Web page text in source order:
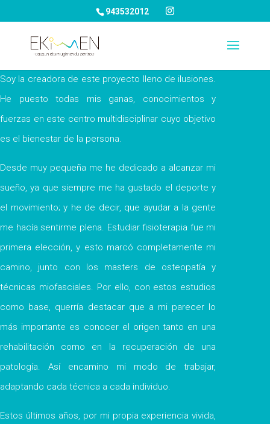
943532012
Soy la creadora de este proyecto lleno de ilusiones.
He puesto todas mis ganas, conocimientos y
fuerzas en este centro multidisciplinar cuyo objetivo
es el bienestar de la persona.
Desde muy pequeña me he dedicado a alcanzar mi
sueño, ya que siempre me ha gustado el deporte y
el movimiento; y he de decir, que ayudar a la gente
me hacía sentirme plena. Estudiar fisioterapia fue mi
primera elección, y esto marcó completamente mi
camino, junto con los masters de osteopatía y
técnicas miofasciales. Por ello, con estos estudios
como base, querría destacar que a mi parecer lo
más importante es conocer el origen tanto en una
rehabilitación como en la recuperación de una
patología. Así encamino mi modo de trabajar,
adaptando cada técnica a cada individuo.
Estos últimos años, por mi propia experiencia vivida,